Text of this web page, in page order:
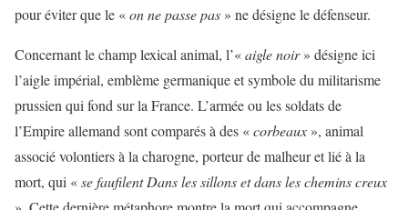
pour éviter que le «on ne passe pas » ne désigne le défenseur.
Concernant le champ lexical animal, l’«aigle noir» désigne ici
l’aigle impérial, emblème germanique et symbole du militarisme
prussien qui fond sur la France. L’armée ou les soldats de
l’Empire allemand sont comparés à des «corbeaux », animal
associé volontiers à la charogne, porteur de malheur et lié à la
mort, qui «se faufilent Dans les sillons et dans les chemins creux